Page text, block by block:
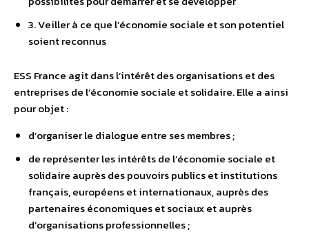
3. Veiller à ce que l’économie sociale et son potentiel
soient reconnus
ESS France agit dans l’intérêt des organisations et des
entreprises de l’économie sociale et solidaire. Elle a ainsi
pour objet :
d’organiser le dialogue entre ses membres ;
de représenter les intérêts de l’économie sociale et
solidaire auprès des pouvoirs publics et institutions
français, européens et internationaux, auprès des
partenaires économiques et sociaux et auprès
d’organisations professionnelles ;